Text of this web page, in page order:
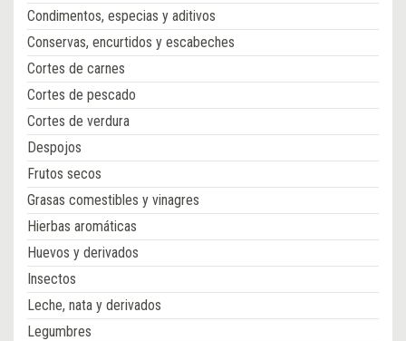
Condimentos, especias y aditivos
Conservas, encurtidos y escabeches
Cortes de carnes
Cortes de pescado
Cortes de verdura
Despojos
Frutos secos
Grasas comestibles y vinagres
Hierbas aromáticas
Huevos y derivados
Insectos
Leche, nata y derivados
Legumbres